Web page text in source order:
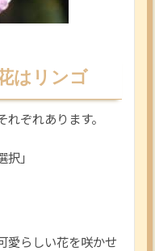
はリンゴ
ぞれあります。
」
愛らしい花を咲かせ